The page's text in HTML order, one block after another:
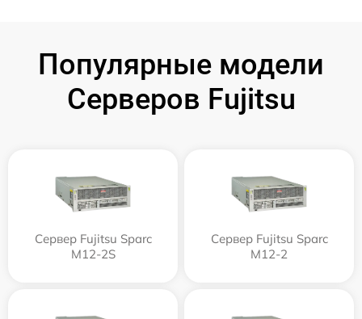
Популярные модели
Серверов Fujitsu
Сервер Fujitsu Sparc
M12-2S
Сервер Fujitsu Sparc
M12-2